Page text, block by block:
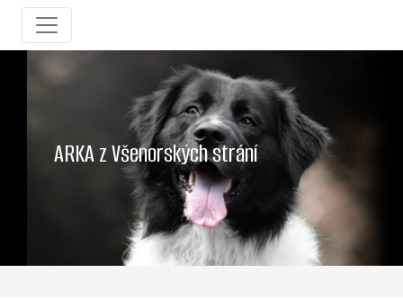
ARKA z Všenorských strání